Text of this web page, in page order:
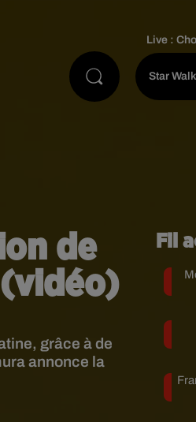
Live :
Star
de
grâce à de
annonce la
Fil